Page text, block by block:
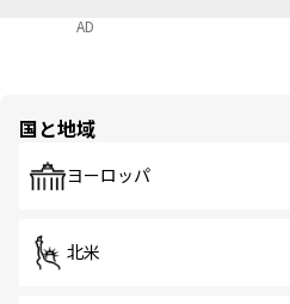
AD
国と地域
ヨーロッパ
北米